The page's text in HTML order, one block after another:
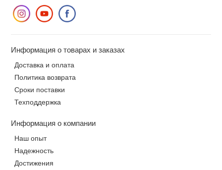
Информация о товарах и заказах
Доставка и оплата
Политика возврата
Сроки поставки
Техподдержка
Информация о компании
Наш опыт
Надежность
Достижения